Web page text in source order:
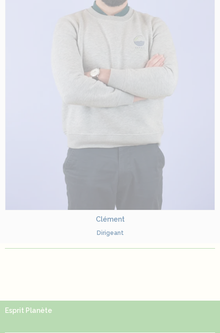
Clément
Dirigeant
Esprit Planète